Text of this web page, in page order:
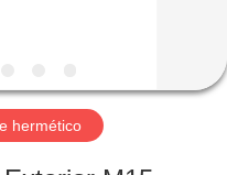
hermético